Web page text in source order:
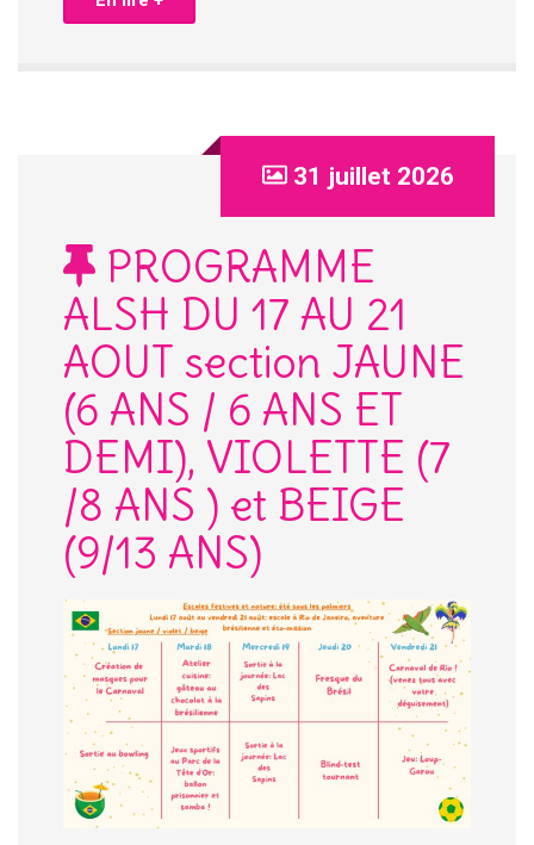
31 juillet 2026
PROGRAMME
ALSH DU 17 AU 21
AOUT section JAUNE
(6 ANS / 6 ANS ET
DEMI), VIOLETTE (7
/8 ANS ) et BEIGE
(9/13 ANS)